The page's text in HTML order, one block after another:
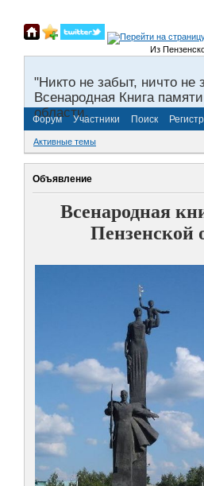
Из Пензенской
"Никто не забыт, ничто не
Всенародная Книга
области.
Форум Участники Поиск
Активные темы
Объявление
Всенародная
Пензенской